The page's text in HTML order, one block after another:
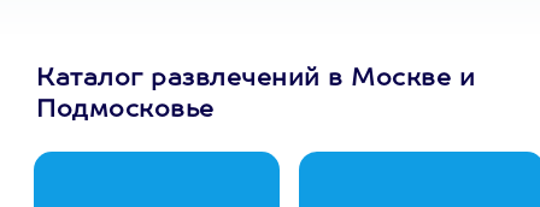
Каталог развлечений в Москве и
Подмосковье